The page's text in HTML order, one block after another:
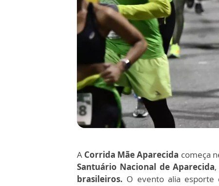
A Corrida Mãe Aparecida começa
Santuário Nacional de Aparecida
brasileiros. O evento alia esporte